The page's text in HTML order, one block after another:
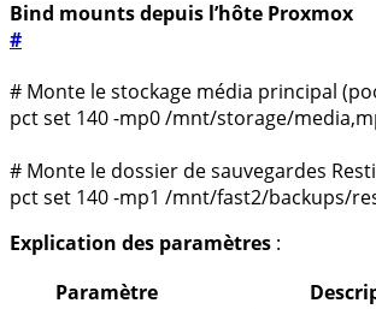
Bind mounts depuis l’hôte Proxmox
#
# Monte le stockage média principal
pct set 140 -mp0 /mnt/storage/
# Monte le dossier de sauvegardes
pct set 140 -mp1 /mnt/fast2/backups/
Explication des paramètres :
Paramètre